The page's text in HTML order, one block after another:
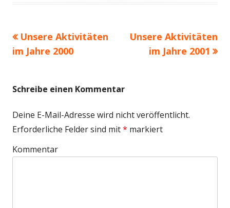
Beitragsnavigation
Vorheriger
Beitrag:
Unsere Aktivitäten
im Jahre 2000
Nächster
Beitrag
Unsere Aktivitäten
im Jahre 2001
Schreibe einen Kommentar
Deine E-Mail-Adresse wird nicht veröffentlicht.
Erforderliche Felder sind mit* markiert
Kommentar